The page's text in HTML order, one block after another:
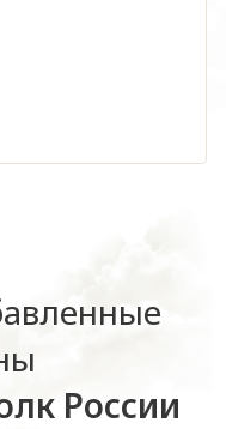
России